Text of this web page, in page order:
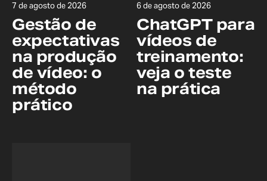
Gestão de
expectativas
na produção
de vídeo: o
método
prático
7 de agosto de 2026
ChatGPT para
vídeos de
treinamento:
veja o teste
na prática
6 de agosto de 2026